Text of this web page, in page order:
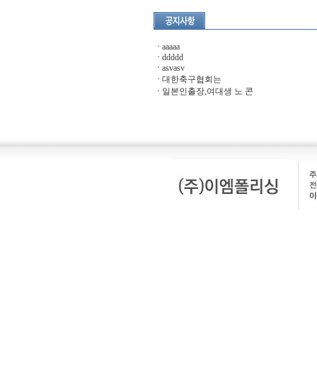
aaaaa
ddddd
asvasv
대한축구협회는
일본인출장,여대생 노 콘